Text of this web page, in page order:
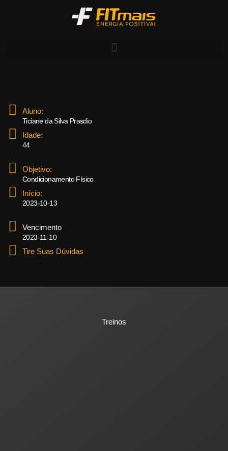
Aluno:
Ticiane da Silva Prasdio
Idade:
44
Objetivo:
Condicionamento Físico
Início:
2023-10-13
Vencimento
2023-11-10
Tire Suas Dúvidas
Treinos